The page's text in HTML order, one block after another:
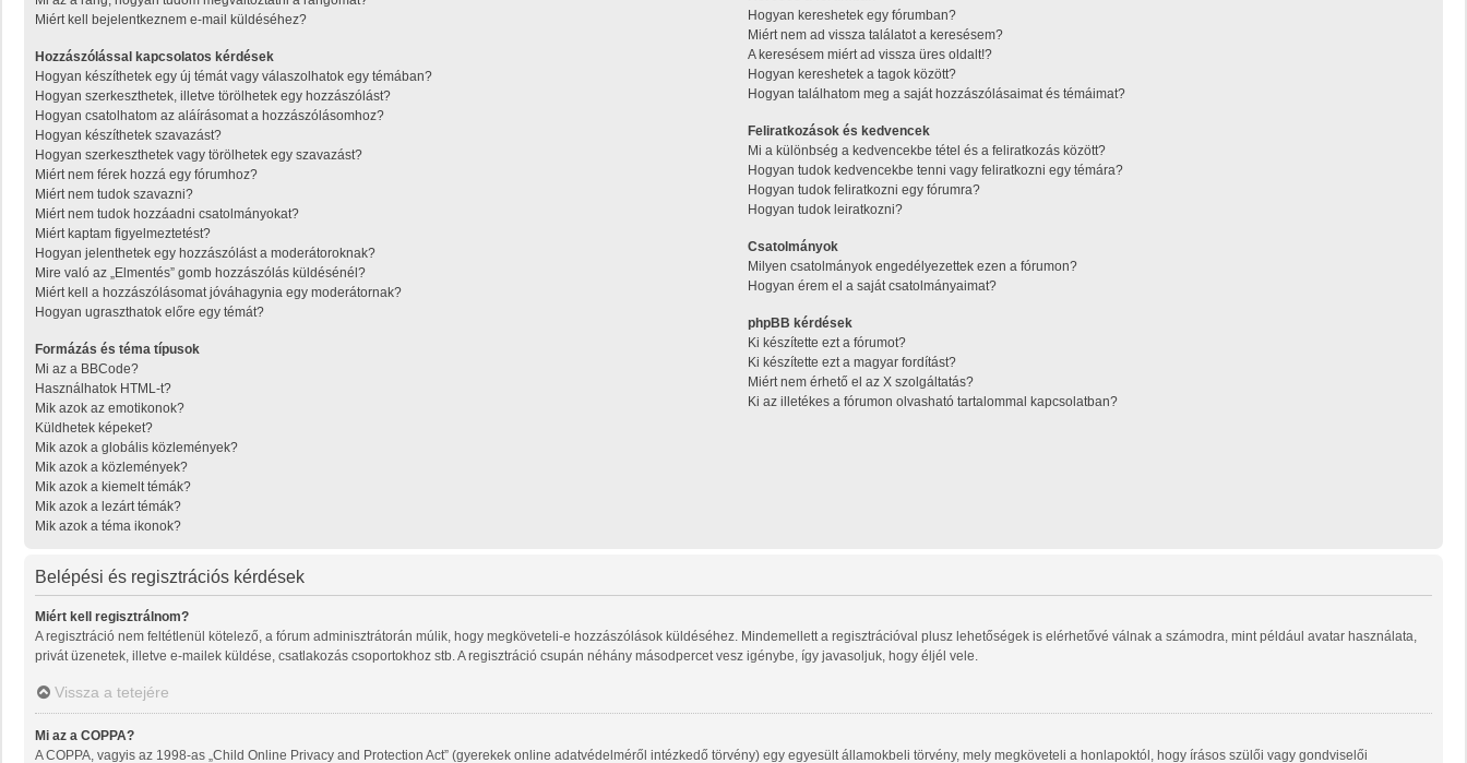
Miért kell bejelentkeznem e-mail küldéséhez?
Hozzászólással kapcsolatos kérdések
Hogyan készíthetek egy új témát vagy válaszolhatok egy témában?
Hogyan szerkeszthetek, illetve törölhetek egy hozzászólást?
Hogyan csatolhatom az aláírásomat a hozzászólásomhoz?
Hogyan készíthetek szavazást?
Hogyan szerkeszthetek vagy törölhetek egy szavazást?
Miért nem férek hozzá egy fórumhoz?
Miért nem tudok szavazni?
Miért nem tudok hozzáadni csatolmányokat?
Miért kaptam figyelmeztetést?
Hogyan jelenthetek egy hozzászólást a moderátoroknak?
Mire való az „Elmentés” gomb hozzászólás küldésénél?
Miért kell a hozzászólásomat jóváhagynia egy moderátornak?
Hogyan ugraszthatok előre egy témát?
Formázás és téma típusok
Mi az a BBCode?
Használhatok HTML-t?
Mik azok az emotikonok?
Küldhetek képeket?
Mik azok a globális közlemények?
Mik azok a közlemények?
Mik azok a kiemelt témák?
Mik azok a lezárt témák?
Mik azok a téma ikonok?
Hogyan kereshetek egy fórumban?
Miért nem ad vissza találatot a keresésem?
A keresésem miért ad vissza üres oldalt!?
Hogyan kereshetek a tagok között?
Hogyan találhatom meg a saját hozzászólásaimat és témáimat?
Feliratkozások és kedvencek
Mi a különbség a kedvencekbe tétel és a feliratkozás között?
Hogyan tudok kedvencekbe tenni vagy feliratkozni egy témára?
Hogyan tudok feliratkozni egy fórumra?
Hogyan tudok leiratkozni?
Csatolmányok
Milyen csatolmányok engedélyezettek ezen a fórumon?
Hogyan érem el a saját csatolmányaimat?
phpBB kérdések
Ki készítette ezt a fórumot?
Ki készítette ezt a magyar fordítást?
Miért nem érhető el az X szolgáltatás?
Ki az illetékes a fórumon olvasható tartalommal kapcsolatban?
Belépési és regisztrációs kérdések
Miért kell regisztrálnom?
A regisztráció nem feltétlenül kötelező, a fórum adminisztrátorán múlik, hogy megköveteli-e hozzászólások küldéséhez. Mindemellett a regisztrációval plusz lehetőségek is elérhetővé válnak a számodra, mint például avatar használata,
privát üzenetek, illetve e-mailek küldése, csatlakozás csoportokhoz stb. A regisztráció csupán néhány másodpercet vesz igénybe, így javasoljuk, hogy éljél vele.
Vissza a tetejére
Mi az a COPPA?
A COPPA, vagyis az 1998-as „Child Online Privacy and Protection Act” (gyerekek online adatvédelméről intézkedő törvény) egy egyesült államokbeli törvény, mely megköveteli a honlapoktól, hogy írásos szülői vagy gondviselői